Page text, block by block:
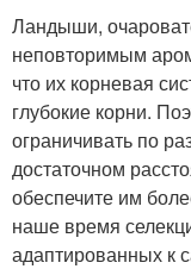
Ландыши,
неповторимым
что их корневая
глубокие корни.
ограничивать по
достаточном
обеспечите им
наше время
адаптированных к